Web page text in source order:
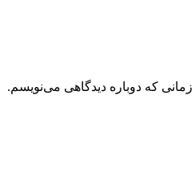
که دوباره دیدگاهی می‌نویسم.